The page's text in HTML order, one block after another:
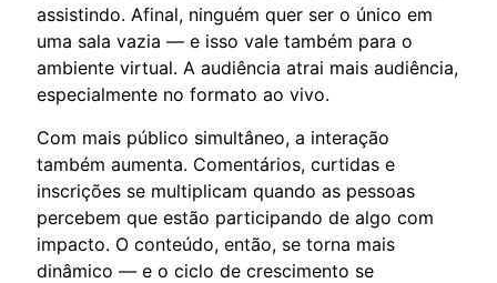
assistindo. Afinal, ninguém quer ser o único em
uma sala vazia — e isso vale também para o
ambiente virtual. A audiência atrai mais audiência,
especialmente no formato ao vivo.
Com mais público simultâneo, a interação
também aumenta. Comentários, curtidas e
inscrições se multiplicam quando as pessoas
percebem que estão participando de algo com
impacto. O conteúdo, então, se torna mais
dinâmico — e o ciclo de crescimento se